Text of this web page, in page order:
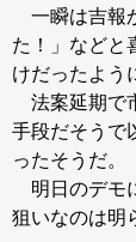
一瞬は吉報
た！」などと
けだったよう
法案延期で
手段だそうで
ったそうだ。
明日のデモ
狙いなのは明